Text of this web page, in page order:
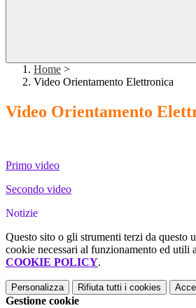
Home >
Video Orientamento Elettronica
Video Orientamento
Primo video
Secondo video
Notizie
Questo sito o gli strumenti terzi da questo
cookie necessari al funzionamento ed utili
COOKIE POLICY.
Personalizza Rifiuta tutti i cookies
Gestione cookie